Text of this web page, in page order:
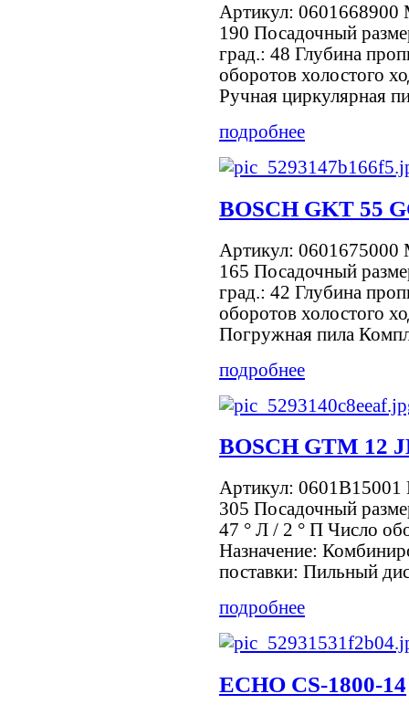
Артикул: 0601668900
190 Посадочный
град.: 48 Глубина
оборотов холостого
Ручная циркулярная
подробнее
BOSCH GKT 55
Артикул: 0601675000
165 Посадочный
град.: 42 Глубина
оборотов холостого
Погружная пила
подробнее
BOSCH GTM 12
Артикул:
305 Посадочный
47 ° Л / 2 ° П Число
Назначение:
поставки: Пильный
подробнее
ECHO CS-1800-14